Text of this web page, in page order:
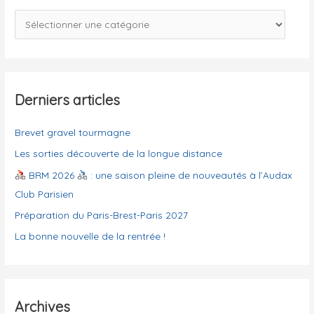
h
a
g
r
i
e
s
Derniers articles
Brevet gravel tourmagne
Les sorties découverte de la longue distance
BRM 2026
: une saison pleine de nouveautés à l’Audax
Club Parisien
Préparation du Paris-Brest-Paris 2027
La bonne nouvelle de la rentrée !
Archives